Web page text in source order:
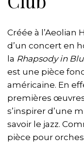
Créée à l’Aeolian
d’un concert en
la Rhapsody in
est une pièce
américaine. En
premières
s’inspirer d’une
savoir le jazz.
pièce pour